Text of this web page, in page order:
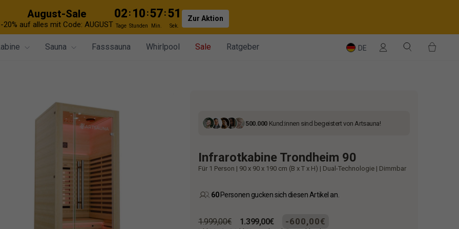
August-Sale
-20% auf alles mit Code: AUGUST
02
Tage
: 10
Stunden
:57
Min.
: 50
Sek.
Zur Aktion
Sauna Fasssauna Whirlpool Sale Ratgeber DE EinloggenSuche
500.000 Kund:innen sind begeistert von Artsauna!
Infrarotkabine Trondheim 90
Für 1 Person | 90 x 90 x 190 cm (B x T x H) | Dual-Technologie | Dimmbar
60Personen gucken sich diesen Artikel an.
Normaler
1.999,00€ Sonderpreis
1.399,00€ -600,00€